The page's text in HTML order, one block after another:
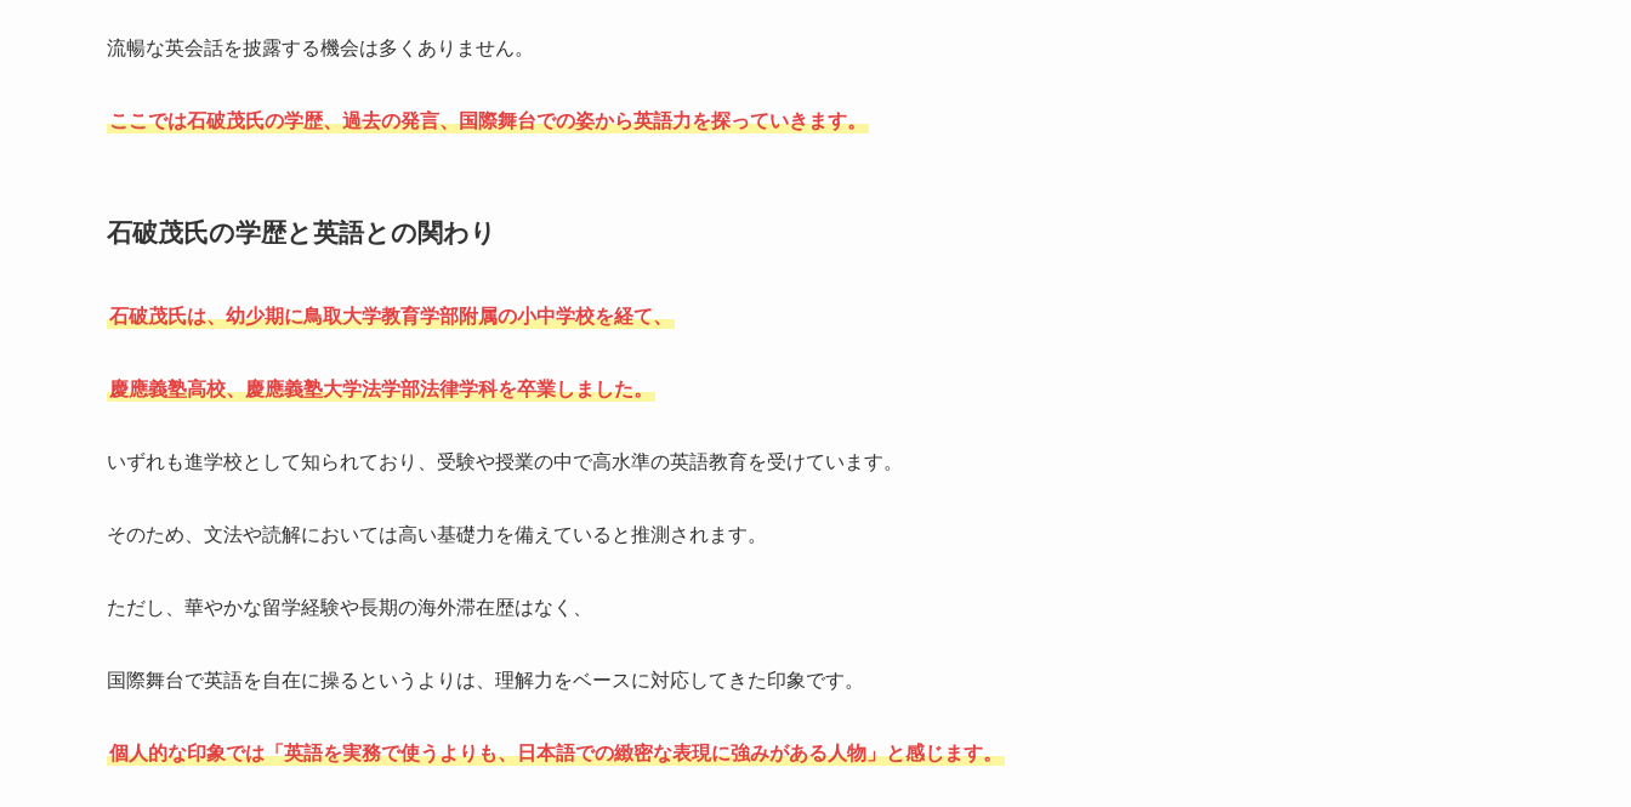
流暢な英会話を披露する機会は多くありません。
ここでは石破茂氏の学歴、過去の発言、国際舞台での姿から英語力を探っていきます。
石破茂氏の学歴と英語との関わり
石破茂氏は、幼少期に鳥取大学教育学部附属の小中学校を経て、
慶應義塾高校、慶應義塾大学法学部法律学科を卒業しました。
いずれも進学校として知られており、受験や授業の中で高水準の英語教育を受けています。
そのため、文法や読解においては高い基礎力を備えていると推測されます。
ただし、華やかな留学経験や長期の海外滞在歴はなく、
国際舞台で英語を自在に操るというよりは、理解力をベースに対応してきた印象です。
個人的な印象では「英語を実務で使うよりも、日本語での緻密な表現に強みがある人物」と感じます。